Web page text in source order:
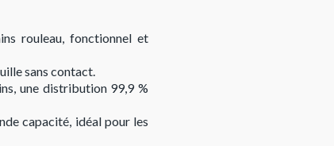
rouleau, fonctionnel et
sans contact.
une distribution 99,9 %
capacité, idéal pour les